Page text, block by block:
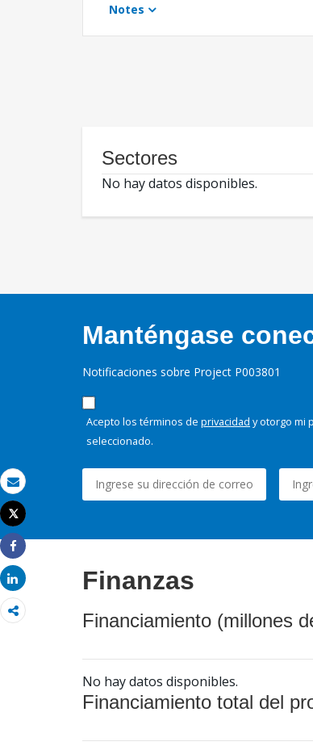
Correo electrónico
Imprimir
Tweet
Share
Share
Notes
Sectores
No hay datos disponibles.
Manténgase
Notificaciones sobre Project P003801
Acepto los términos de privacidad y otorgo mi
seleccionado.
Finanzas
Financiamiento (millones
No hay datos disponibles.
Financiamiento total del